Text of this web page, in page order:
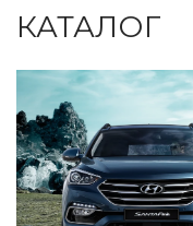
КАТАЛОГ